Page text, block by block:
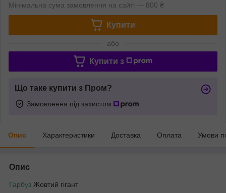
Мінімальна сума замовлення на сайті — 800 ₴
Купити
або
Купити з
Що таке купити з Пром?
Замовлення під захистом
Опис Характеристики Доставка Оплата Умови
Опис
Гарбуз Жовтий гігант